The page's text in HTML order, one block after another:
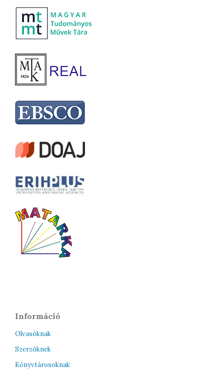
Információ
Olvasóknak
Szerzőknek
Könyvtárosoknak